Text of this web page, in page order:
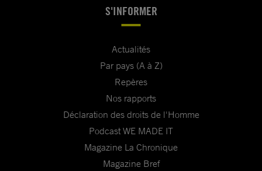
S'INFORMER
Actualités
Par pays (A à Z)
Repères
Nos rapports
Déclaration des droits de l'Homme
Podcast WE MADE IT
Magazine La Chronique
Magazine Bref